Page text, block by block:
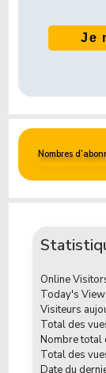
Nombres
Online
Today's
Visiteurs
Total des
Nombre total
Total des
Date du